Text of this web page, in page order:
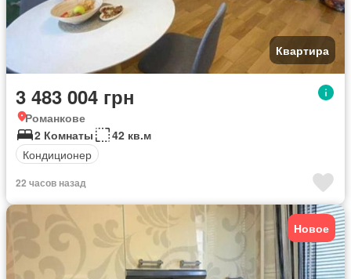
Квартира
3 483 004 грн
Романкове
2 Комнаты
42 кв.м
Кондиционер
22 часов назад
Новое